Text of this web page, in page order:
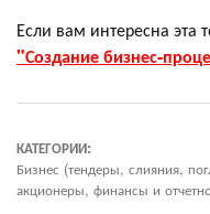
Если вам интересна эта
"Создание бизнес-
КАТЕГОРИИ:
Бизнес (тендеры, слияния,
акционеры, финансы и